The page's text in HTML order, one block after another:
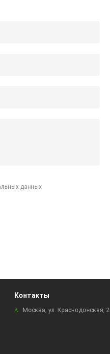
данных
Контакты
Москва, ул. Краснодонская,